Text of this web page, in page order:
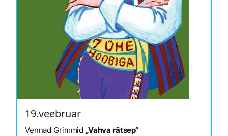
19.veebruar
Vennad Grimmid „Vahva rätsep“